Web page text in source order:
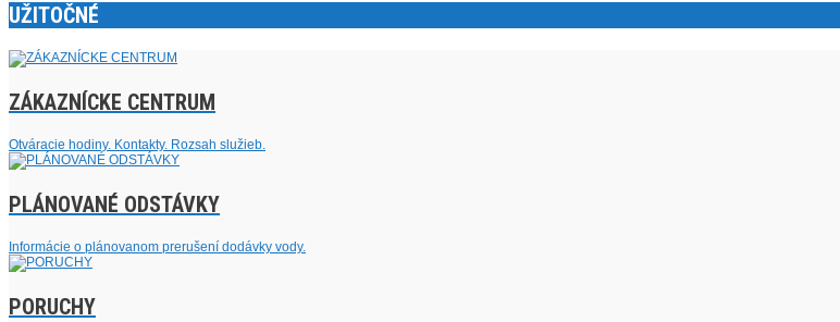
UŽITOČNÉ
ZÁKAZNÍCKE CENTRUM
Otváracie hodiny. Kontakty. Rozsah služieb.
PLÁNOVANÉ ODSTÁVKY
Informácie o plánovanom prerušení dodávky vody.
PORUCHY